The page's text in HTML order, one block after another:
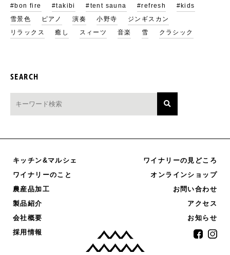
#bon fire
#takibi #tent sauna #refresh
#kids
雪景色
ピアノ 演奏 小野寺
ジンギスカン
リラックス
癒し スィーツ 音楽 雪 クラシック
SEARCH
キッチン&マルシェ
ワイナリーのこと
農産品加工
製品紹介
会社概要
採用情報
ワイナリーの見どころ
オンラインショップ
お問い合わせ
アクセス
お知らせ